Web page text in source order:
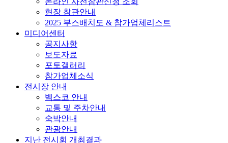
현장 참관안내
2025 부스배치도 & 참가업체리스트
미디어센터
공지사항
보도자료
포토갤러리
참가업체소식
전시장 안내
벡스코 안내
교통 및 주차안내
숙박안내
관광안내
지난 전시회 개최결과